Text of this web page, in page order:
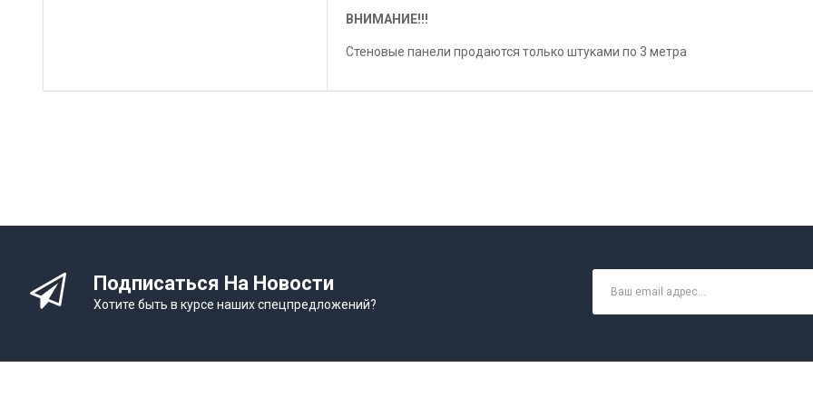
ВНИМАНИЕ!!!
Стеновые панели продаются только штуками по 3 метра
Подписаться На Новости
Хотите быть в курсе наших спецпредложений?